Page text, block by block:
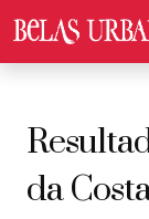
da